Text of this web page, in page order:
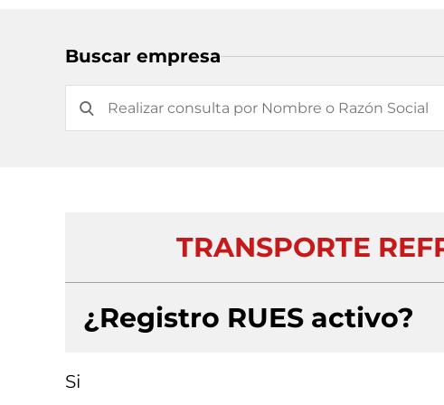
Buscar empresa
TRANSPORTE
¿Registro RUES activo?
Si